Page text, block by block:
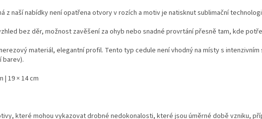
z naší nabídky není opatřena otvory v rozích a motiv je natisknut sublimační
bez děr, možnost zavěšení za ohyb nebo snadné provrtání přesně tam, kde
materiál, elegantní profil. Tento typ cedule není vhodný na místy s intenzivním
barev).
| 19 × 14 cm
které mohou vykazovat drobné nedokonalosti, které jsou úměrné době vzniku,